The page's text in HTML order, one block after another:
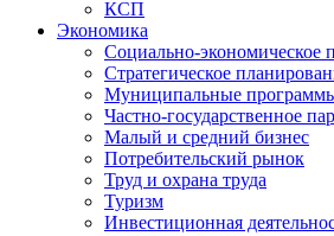
КСП
Экономика
Социально-экономическое
Стратегическое
Муниципальные
Частно-государственное
Малый и средний бизнес
Потребительский рынок
Труд и охрана труда
Туризм
Инвестиционная